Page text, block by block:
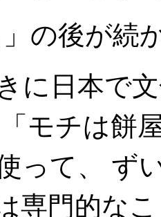
の後が続
に日本で
モチは餅
って、 ず
専門的な